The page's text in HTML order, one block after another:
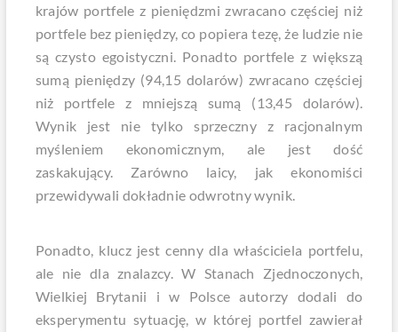
krajów portfele z pieniędzmi zwracano częściej niż
portfele bez pieniędzy, co popiera tezę, że ludzie nie
są czysto egoistyczni. Ponadto portfele z większą
sumą pieniędzy (94,15 dolarów) zwracano częściej
niż portfele z mniejszą sumą (13,45 dolarów).
Wynik jest nie tylko sprzeczny z racjonalnym
myśleniem ekonomicznym, ale jest dość
zaskakujący. Zarówno laicy, jak ekonomiści
przewidywali dokładnie odwrotny wynik.
Ponadto, klucz jest cenny dla właściciela portfelu,
ale nie dla znalazcy. W Stanach Zjednoczonych,
Wielkiej Brytanii i w Polsce autorzy dodali do
eksperymentu sytuację, w której portfel zawierał